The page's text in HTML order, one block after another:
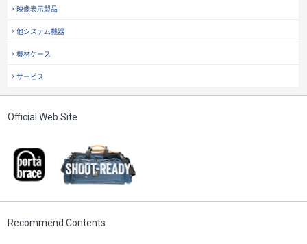
映像表示製品
他システム機器
機材ケース
サービス
Official Web Site
Recommend Contents